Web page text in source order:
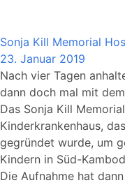
Sonja Kill Memorial
23. Januar 2019
Nach vier Tagen
dann doch mal mit
Das Sonja Kill
Kinderkrankenhaus,
gegründet wurde, um
Kindern in Süd-
Die Aufnahme hat